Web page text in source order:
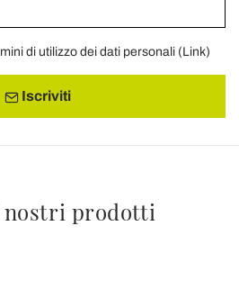
di utilizzo dei dati personali (Link)
Iscriviti
nostri prodotti